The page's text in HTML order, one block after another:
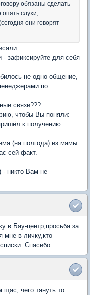
обязаны сделать
опять слухи,
они говорят
- зафиксируйте для себя
не одно общение,
по
связи???
чтобы Вы поняли:
к получению
(на полгода) из мамы
сей факт.
- никто Вам не
в Бау-центр,просьба за
мне в личку,кто
Спасибо.
щас, чего тянуть то